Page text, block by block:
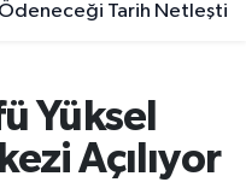
Ödeneceği Tarih Netleşti
Yüksel
Açılıyor
Fikstür